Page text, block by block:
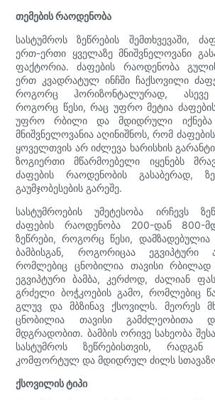
თემების რაოდენობა
სასტუმროს ზეწრების შემთხვევაში,
ერთ-ერთი ყველაზე მნიშვნელოვანი
ფაქტორია. ძაფების რაოდენობა
ერთ კვადრატულ ინჩში ჩაქსოვილი
როგორც ჰორიზონტალურად, ასევე
როგორც წესი, რაც უფრო მეტია
უფრო რბილი და მდიდრული იქნება
მნიშვნელოვანია აღინიშნოს, რომ
ყოველთვის არ იძლევა ხარისხის
ზოგიერთი მწარმოებელი იყენებს
ძაფების რაოდენობის გასაბერად,
გაუმჯობესების გარეშე.
სასტუმროების უმეტესობა ირჩევს
ძაფების რაოდენობა 200-დან 800-
ზეწრები, როგორც წესი, დამზადებულია
ბამბისგან, როგორიცაა ეგვიპტური
რომლებიც ცნობილია თავისი
ეგვიპტური ბამბა, კერძოდ, ძალიან
გრძელი ბოჭკოების გამო, რომლებიც
გლუვ და მბზინავ ქსოვილს. მეორეს
ცნობილია თავისი გამძლეობითა და
მდგრადობით. ბამბის ორივე სახეობა
სასტუმროს ზეწრებისთვის, რადგან
კომფორტულ და მდიდრულ ძილს
ქსოვილის ტიპი